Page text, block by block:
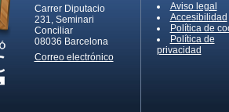
Carrer Diputacio
231, Seminari
Conciliar
08036 Barcelona
Correo electrónico
Aviso legal
Accesibilidad
Política de
Política de
privacidad